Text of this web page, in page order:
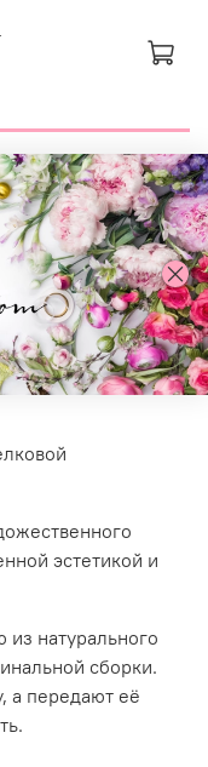
эстетикой и
натурального
сборки.
а передают её